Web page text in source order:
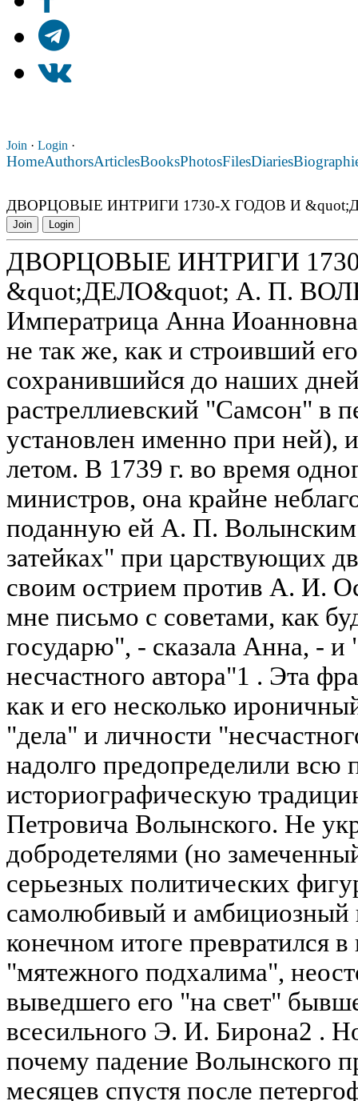
Join · Login ·
HomeAuthorsArticlesBooksPhotosFilesDiaries
ДВОРЦОВЫЕ ИНТРИГИ 1730-Х ГОДОВ И
Join Login
ДВОРЦОВЫЕ ИНТРИГИ
&quot;ДЕЛО&quot; А. П.
Императрица Анна
не так же, как и строивший
сохранившийся до наших
растреллиевский "Самсон" в
установлен именно при ней),
летом. В 1739 г. во время
министров, она крайне
поданную ей А. П.
затейках" при царствующих
своим острием против А. И.
мне письмо с советами, как
государю", - сказала Анна, - и
несчастного автора"1 . Эта
как и его несколько
"дела" и личности
надолго предопределили
историографическую
Петровича Волынского. Не
добродетелями (но
серьезных политических
самолюбивый и амбициозный
конечном итоге превратился в
"мятежного подхалима",
выведшего его "на свет"
всесильного Э. И. Бирона2 .
почему падение Волынского
месяцев спустя после